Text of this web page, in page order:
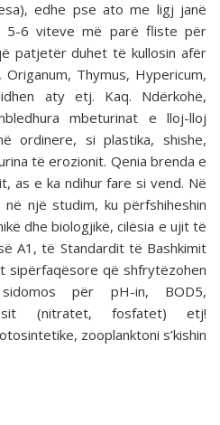
edhe pse ato me ligj janë
5-6 viteve më parë fliste për
patjetër duhet të kullosin afër
Thymus, Hypericum,
aty etj. Kaq. Ndërkohë,
mbeturinat e lloj-lloj
ordinere, si plastika, shishe,
të erozionit. Qenia brenda e
as e ka ndihur fare si vend. Në
një studim, ku përfshiheshin
dhe biologjikë, cilësia e ujit të
A1, të Standardit të Bashkimit
sipërfaqësore që shfrytëzohen
për pH-in, BOD5,
(nitratet, fosfatet) etj!
zooplanktoni s’kishin